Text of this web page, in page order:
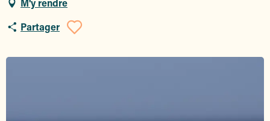
M'y rendre
Partager
Ajouter aux favoris